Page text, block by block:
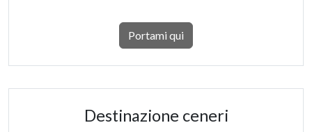
Portami qui
Destinazione ceneri